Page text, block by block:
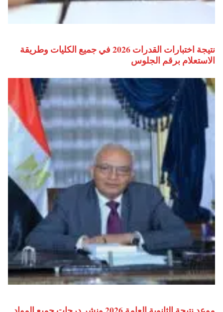
نتيجة اختبارات القدرات 2026 في جميع الكليات وطريقة
الاستعلام برقم الجلوس